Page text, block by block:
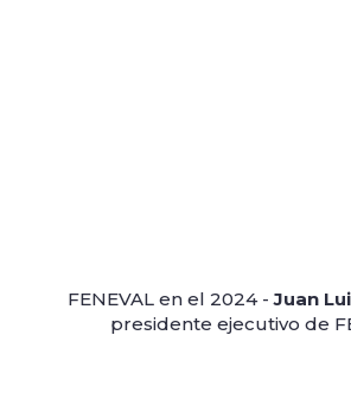
FENEVAL en el 2024 -Juan
presidente ejecutivo de